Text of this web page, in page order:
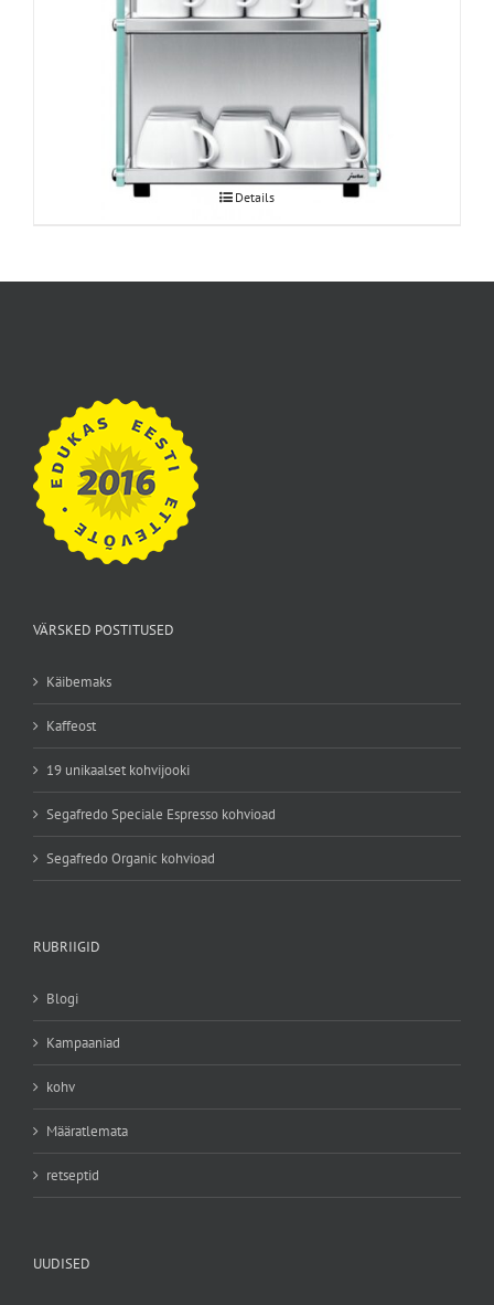
Details
VÄRSKED POSTITUSED
Käibemaks
Kaffeost
19 unikaalset kohvijooki
Segafredo Speciale Espresso kohvioad
Segafredo Organic kohvioad
RUBRIIGID
Blogi
Kampaaniad
kohv
Määratlemata
retseptid
UUDISED